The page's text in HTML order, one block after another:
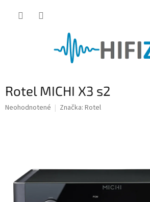
Rotel MICHI X3 s2
Priemerné
hviezdičiek.
Neohodnotené Značka: Rotel